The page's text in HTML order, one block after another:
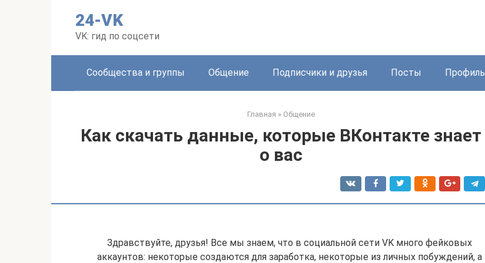
24-VK
VK: гид по соцсети
Сообщества и группы Общение Подписчики и друзья Посты Профиль
Главная » Общение
Как скачать данные, которые ВКонтакте знает
о вас
Здравствуйте, друзья! Все мы знаем, что в социальной сети VK много фейковых
аккаунтов: некоторые создаются для заработка, некоторые из личных побуждений, а